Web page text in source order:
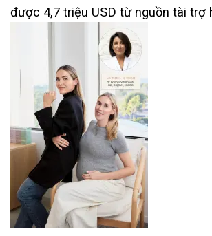
được 4,7 triệu USD từ nguồn tài trợ